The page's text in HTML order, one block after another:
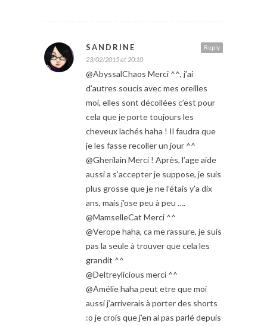
Reply
SANDRINE
23/02/2015 at 20:10
@AbyssalChaos Merci ^^, j’ai
d’autres soucis avec mes oreilles
moi, elles sont décollées c’est pour
cela que je porte toujours les
cheveux lachés haha ! Il faudra que
je les fasse recoller un jour ^^
@Gherilain Merci ! Après, l’age aide
aussi a s’accepter je suppose, je suis
plus grosse que je ne l’étais y’a dix
ans, mais j’ose peu à peu ….
@MamselleCat Merci ^^
@Verope haha, ca me rassure, je suis
pas la seule à trouver que cela les
grandit ^^
@Deltreylicious merci ^^
@Amélie haha peut etre que moi
aussi j’arriverais à porter des shorts
:o je crois que j’en ai pas parlé depuis